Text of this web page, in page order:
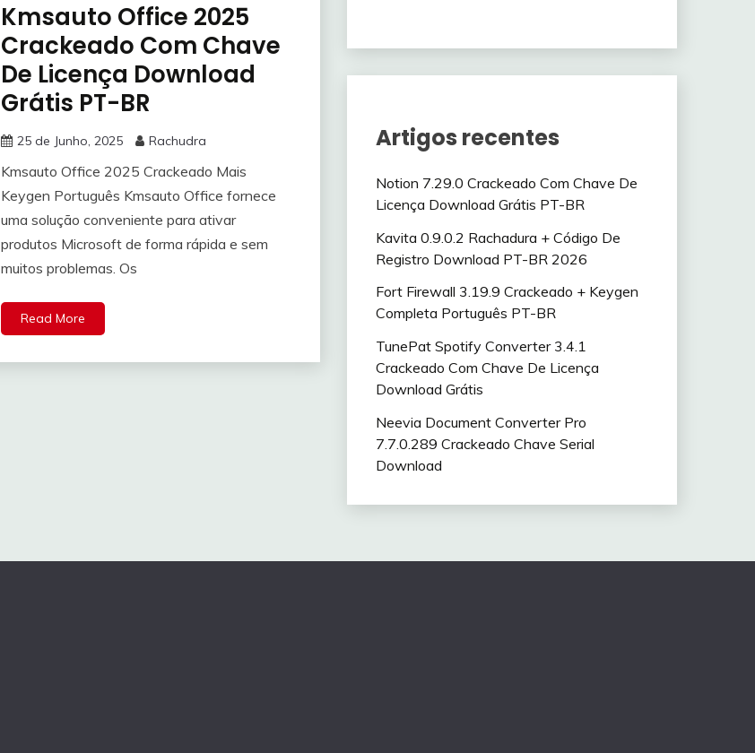
Kmsauto Office 2025
Crackeado Com Chave
De Licença Download
Grátis PT-BR
25 de Junho, 2025 Rachudra
Kmsauto Office 2025 Crackeado Mais
Keygen Português Kmsauto Office fornece
uma solução conveniente para ativar
produtos Microsoft de forma rápida e sem
muitos problemas. Os
Read More
Artigos recentes
Notion 7.29.0 Crackeado Com Chave De
Licença Download Grátis PT-BR
Kavita 0.9.0.2 Rachadura + Código De
Registro Download PT-BR 2026
Fort Firewall 3.19.9 Crackeado + Keygen
Completa Português PT-BR
TunePat Spotify Converter 3.4.1
Crackeado Com Chave De Licença
Download Grátis
Neevia Document Converter Pro
7.7.0.289 Crackeado Chave Serial
Download